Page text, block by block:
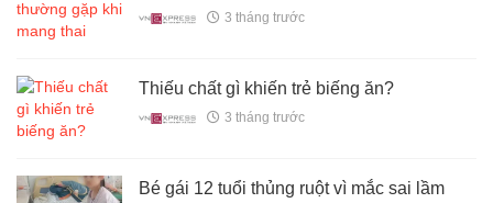
3 tháng trước
Thiếu chất gì khiến trẻ biếng ăn?
3 tháng trước
Bé gái 12 tuổi thủng ruột vì mắc sai lầm